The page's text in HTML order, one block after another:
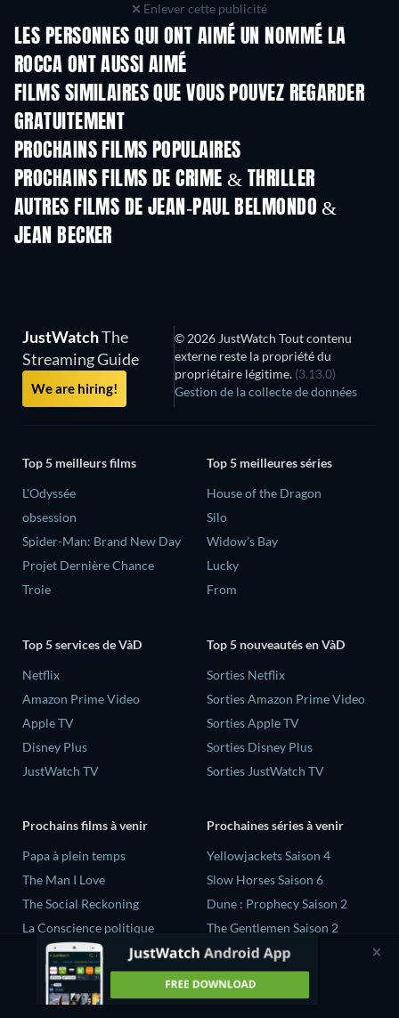
Enlever cette publicité
LES PERSONNES QUI ONT AIMÉ UN NOMMÉ LA
ROCCA ONT AUSSI AIMÉ
FILMS SIMILAIRES QUE VOUS POUVEZ REGARDER
GRATUITEMENT
PROCHAINS FILMS POPULAIRES
PROCHAINS FILMS DE CRIME & THRILLER
AUTRES FILMS DE JEAN-PAUL BELMONDO &
JEAN BECKER
JustWatchThe
Streaming Guide
We are hiring!
© 2026 JustWatch Tout contenu
externe reste la propriété du
propriétaire légitime. (3.13.0)
Gestion de la collecte de données
Top 5 meilleurs films
L'Odyssée
obsession
Spider-Man: Brand New Day
Projet Dernière Chance
Troie
Top 5 meilleures séries
House of the Dragon
Silo
Widow’s Bay
Lucky
From
Top 5 services de VàD
Netflix
Amazon Prime Video
Apple TV
Disney Plus
JustWatch TV
Top 5 nouveautés en VàD
Sorties Netflix
Sorties Amazon Prime Video
Sorties Apple TV
Sorties Disney Plus
Sorties JustWatch TV
Prochains films à venir
‎Papa à plein temps
The Man I Love
The Social Reckoning
La Conscience politique
In All My Journeys I Am
Returning
Prochaines séries à venir
Yellowjackets Saison 4
Slow Horses Saison 6
Dune : Prophecy Saison 2
The Gentlemen Saison 2
Love Is Blind: UK Saison 3